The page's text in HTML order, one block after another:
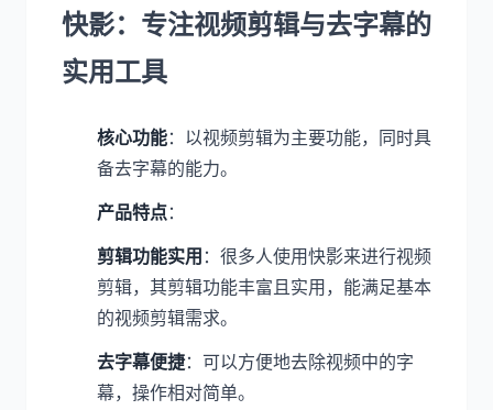
快影：专注视频剪辑与去字幕的
实用工具
核心功能：以视频剪辑为主要功能，同时具
备去字幕的能力。
产品特点：
剪辑功能实用 ：很多人使用快影来进行视频
剪辑，其剪辑功能丰富且实用，能满足基本
的视频剪辑需求。
去字幕便捷：可以方便地去除视频中的字
幕，操作相对简单。